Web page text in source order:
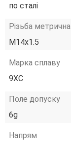
по сталі
Різьба метрична
М14х1.5
Марка сплаву
9ХС
Поле допуску
6g
Напрям